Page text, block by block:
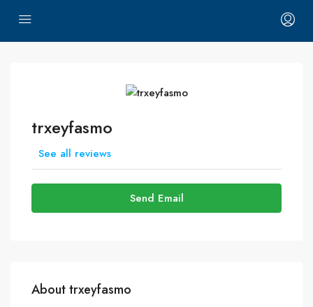
trxeyfasmo
See all reviews
Send Email
About trxeyfasmo